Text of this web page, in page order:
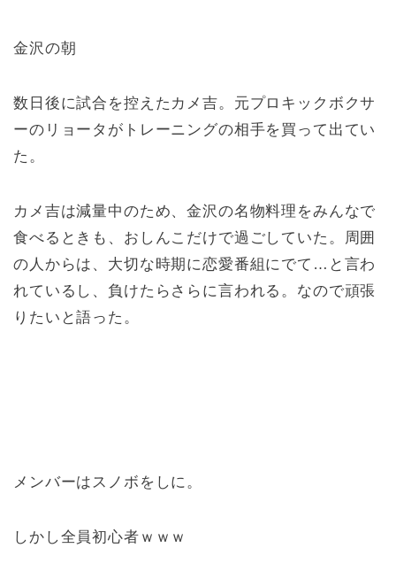
金沢の朝
数日後に試合を控えたカメ吉。元プロキックボクサ
ーのリョータがトレーニングの相手を買って出てい
た。
カメ吉は減量中のため、金沢の名物料理をみんなで
食べるときも、おしんこだけで過ごしていた。周囲
の人からは、大切な時期に恋愛番組にでて…と言わ
れているし、負けたらさらに言われる。なので頑張
りたいと語った。
メンバーはスノボをしに。
しかし全員初心者ｗｗｗ